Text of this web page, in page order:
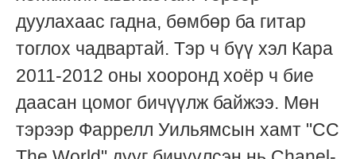
дуулахаас гадна, бөмбөр ба гитар
тоглох чадвартай. Тэр ч бүү хэл Кара
2011-2012 оны хооронд хоёр ч бие
даасан цомог бичүүлж байжээ. Мөн
тэрээр Фаррелл Уильямсын хамт "CC